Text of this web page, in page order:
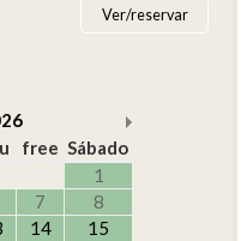
Ver/reservar
free Sábado
1
7
8
14
15